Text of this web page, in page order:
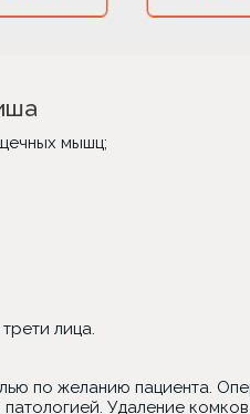
мышц;
лица.
по желанию пациента.
Удаление